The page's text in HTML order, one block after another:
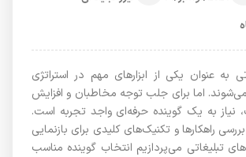
به عنوان یکی از ابزارهای مهم در استراتژی
می‌شوند. اما برای جلب توجه مخاطبان و افزایش
نیاز به یک گوینده حرفه‌ای واجد تجربه است.
راهکارها و تکنیک‌های کلیدی برای بازنمایی
تبلیغاتی می‌پردازیم انتخاب گوینده مناسب